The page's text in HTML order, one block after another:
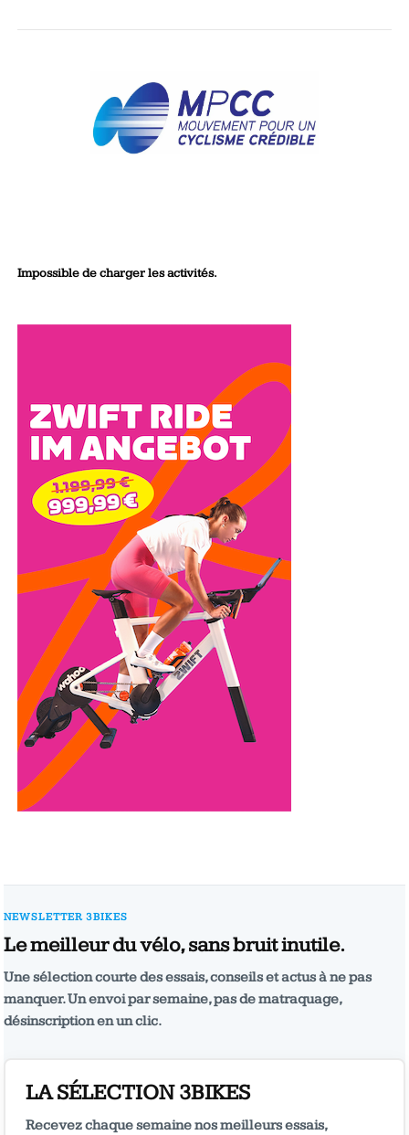
Impossible de charger les activités.
NEWSLETTER 3BIKES
Le meilleur du vélo, sans bruit inutile.
Une sélection courte des essais, conseils et actus à ne pas
manquer. Un envoi par semaine, pas de matraquage,
désinscription en un clic.
LA SÉLECTION 3BIKES
Recevez chaque semaine nos meilleurs essais,